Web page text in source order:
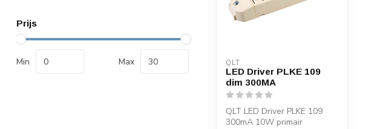
Prijs
Min Max QLT
LED Driver PLKE 109
dim 300MA
QLT LED Driver PLKE 109
300mA 10W primair